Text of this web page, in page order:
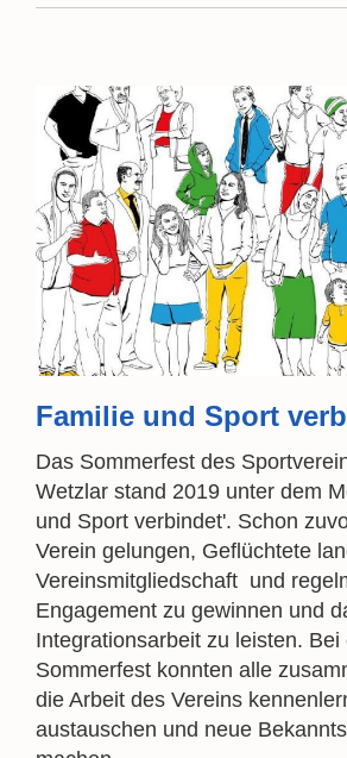
Familie und Sport
Das Sommerfest des
Wetzlar stand 2019 unter dem
und Sport verbindet'. Schon
Verein gelungen, Geflüchtete
Vereinsmitgliedschaft und
Engagement zu gewinnen und
Integrationsarbeit zu leisten. Bei
Sommerfest konnten alle
die Arbeit des Vereins
austauschen und neue